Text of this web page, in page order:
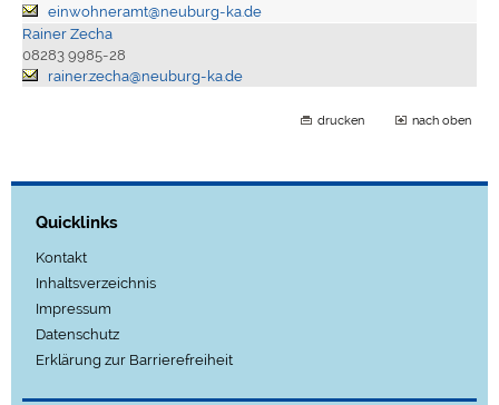
einwohneramt@neuburg-ka.de
Rainer Zecha
08283 9985-28
rainer.zecha@neuburg-ka.de
drucken nach oben
Quicklinks
Kontakt
Inhaltsverzeichnis
Impressum
Datenschutz
Erklärung zur Barrierefreiheit